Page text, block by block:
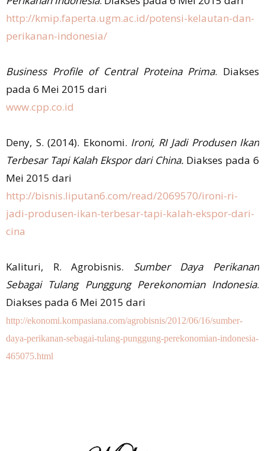
http://kmip.faperta.ugm.ac.id/potensi-kelautan-dan-
perikanan-indonesia/
Business Profile of Central Proteina Prima. Diakses
pada 6 Mei 2015 dari
www.cpp.co.id
Deny, S. (2014). Ekonomi. Ironi, RI Jadi Produsen Ikan
Terbesar Tapi Kalah Ekspor dari China. Diakses pada 6
Mei 2015 dari
http://bisnis.liputan6.com/read/2069570/ironi-ri-
jadi-produsen-ikan-terbesar-tapi-kalah-ekspor-dari-
cina
Kalituri, R. Agrobisnis. Sumber Daya Perikanan
Sebagai Tulang Punggung Perekonomian Indonesia.
Diakses pada 6 Mei 2015 dari
http://ekonomi.kompasiana.com/agrobisnis/2012/06/16/sumber-
daya-perikanan-sebagai-tulang-punggung-perekonomian-indonesia-
465075.html